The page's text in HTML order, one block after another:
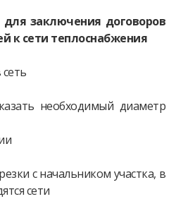
заключения договоров
к сети теплоснабжения
необходимый диаметр
с начальником участка, в
сети